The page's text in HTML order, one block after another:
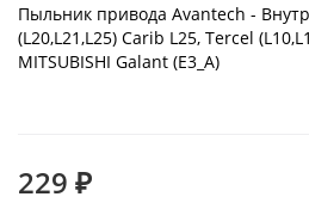
Пыльник привода Avantech -
(L20,L21,L25) Carib L25, Tercel
MITSUBISHI Galant (E3_A)
229 ₽